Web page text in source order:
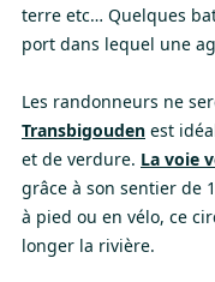
terre etc… Quelques
port dans lequel une
Les randonneurs ne
Transbigouden est
et de verdure. La voie
grâce à son sentier de
à pied ou en vélo, ce
longer la rivière.